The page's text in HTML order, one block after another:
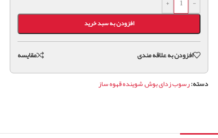
-
+
افزودن به سبد خرید
افزودن به علاقه مندی مقايسه
دسته:رسوب زدای بوش,شوینده قهوه ساز